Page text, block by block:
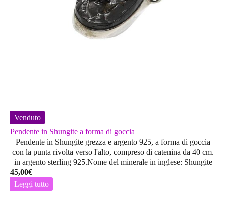
Venduto
Pendente in Shungite a forma di goccia
Pendente in Shungite grezza e argento 925, a forma di goccia
con la punta rivolta verso l'alto, compreso di catenina da 40 cm.
in argento sterling 925.Nome del minerale in inglese: Shungite
45,00€
Leggi tutto